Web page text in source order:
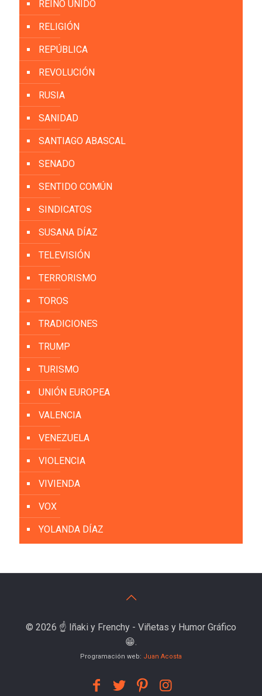
REINO UNIDO
RELIGIÓN
REPÚBLICA
REVOLUCIÓN
RUSIA
SANIDAD
SANTIAGO ABASCAL
SENADO
SENTIDO COMÚN
SINDICATOS
SUSANA DÍAZ
TELEVISIÓN
TERRORISMO
TOROS
TRADICIONES
TRUMP
TURISMO
UNIÓN EUROPEA
VALENCIA
VENEZUELA
VIOLENCIA
VIVIENDA
VOX
YOLANDA DÍAZ
© 2026 ☝️ Iñaki y Frenchy - Viñetas y Humor Gráfico
😁.
Programación web: Juan Acosta